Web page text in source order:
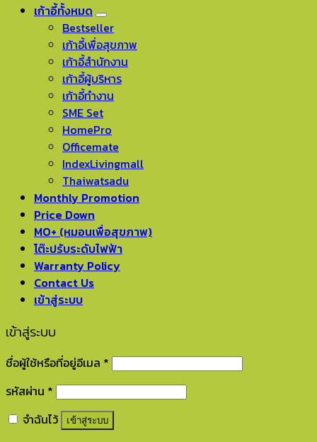
เก้าอี้ทั้งหมด
Bestseller
เก้าอี้เพื่อสุขภาพ
เก้าอี้สำนักงาน
เก้าอี้ผู้บริหาร
เก้าอี้ทำงาน
SME Set
HomePro
Officemate
IndexLivingmall
Thaiwatsadu
Monthly Promotion
Price Down
MO+ (หมอนเพื่อสุขภาพ)
โต๊ะปรับระดับไฟฟ้า
Warranty Policy
Contact Us
เข้าสู่ระบบ
เข้าสู่ระบบ
ชื่อผู้ใช้หรือที่อยู่อีเมล *
รหัสผ่าน *
จำฉันไว้
เข้าสู่ระบบ